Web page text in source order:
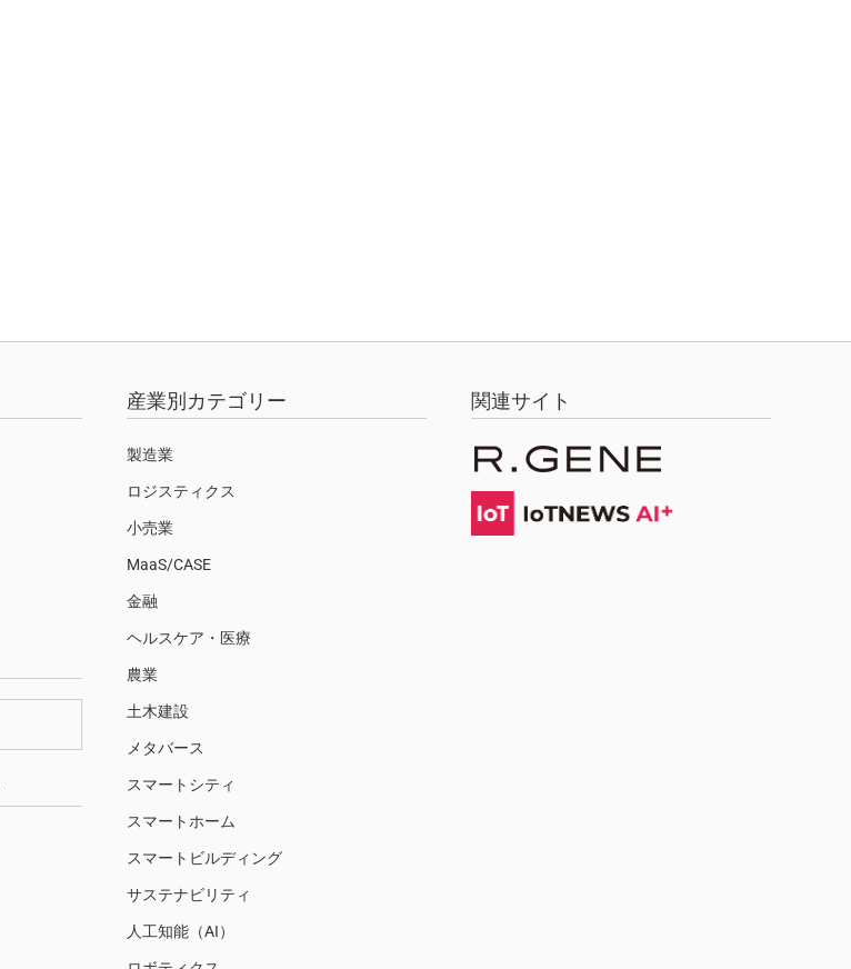
産業別カテゴリー
製造業
ロジスティクス
小売業
MaaS/CASE
金融
ヘルスケア・医療
農業
土木建設
メタバース
スマートシティ
スマートホーム
スマートビルディング
サステナビリティ
人工知能（AI）
関連サイト